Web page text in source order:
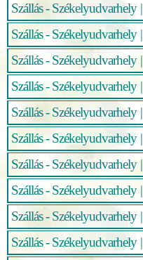
Szállás - Székelyudvarhely|
Szállás - Székelyudvarhely|
Szállás - Székelyudvarhely|
Szállás - Székelyudvarhely|
Szállás - Székelyudvarhely|
Szállás - Székelyudvarhely|
Szállás - Székelyudvarhely|
Szállás - Székelyudvarhely|
Szállás - Székelyudvarhely|
Szállás - Székelyudvarhely|